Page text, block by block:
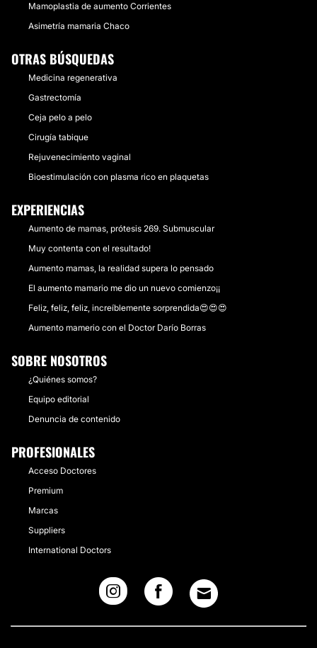
Mamoplastia de aumento Corrientes
Asimetría mamaria Chaco
OTRAS BÚSQUEDAS
Medicina regenerativa
Gastrectomía
Ceja pelo a pelo
Cirugía tabique
Rejuvenecimiento vaginal
Bioestimulación con plasma rico en plaquetas
EXPERIENCIAS
Aumento de mamas, prótesis 269. Submuscular
Muy contenta con el resultado!
Aumento mamas, la realidad supera lo pensado
El aumento mamario me dio un nuevo comienzo¡¡
Feliz, feliz, feliz, increíblemente sorprendida😍😍😍
Aumento mamerio con el Doctor Darío Borras
SOBRE NOSOTROS
¿Quiénes somos?
Equipo editorial
Denuncia de contenido
PROFESIONALES
Acceso Doctores
Premium
Marcas
Suppliers
International Doctors